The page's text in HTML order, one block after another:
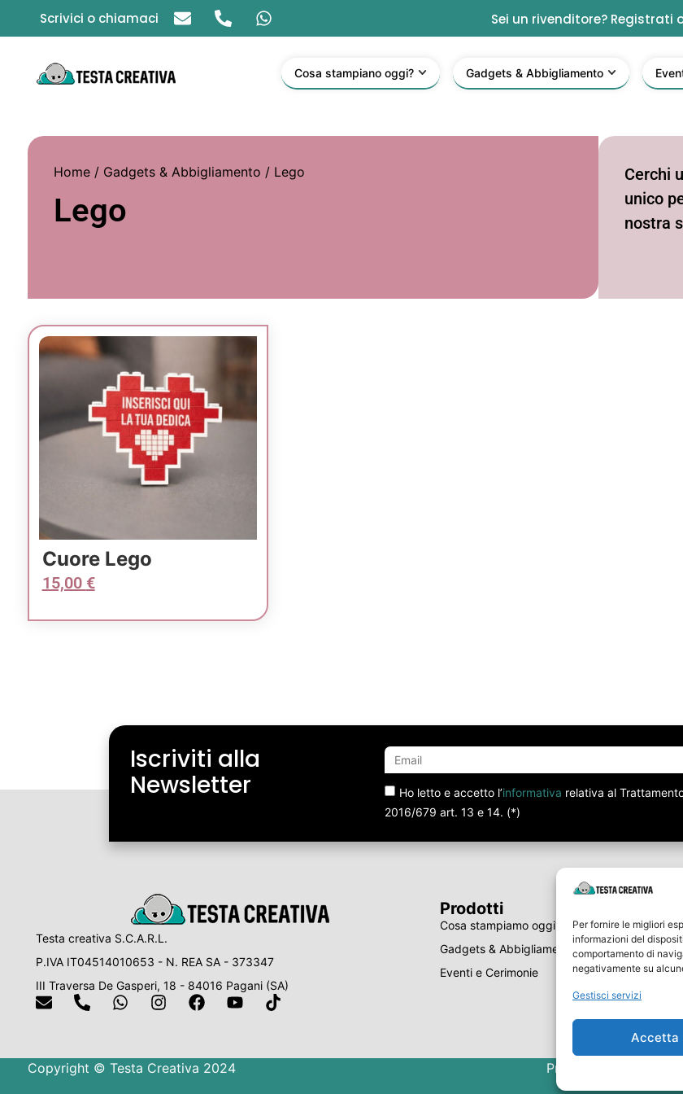
Per fornire le migliori
informazioni del
comportamento di
negativamente su
Gestisci servizi
Accetta
Scrivici o chiamaci Sei un rivenditore? Registrati
Cosa stampiano oggi? Gadgets & Abbigliamento
Home/ Gadgets & Abbigliamento / Lego
Lego
Cerchi
unico
nostra
Cuore Lego
15,00 €
Iscriviti alla
Newsletter
Ho letto e accetto l’informativa relativa al
2016/679 art. 13 e 14. (*)
Testa creativa S.C.A.R.L.
P.IVA IT04514010653 - N. REA SA - 373347
III Traversa De Gasperi, 18 - 84016 Pagani (SA)
Prodotti
Cosa stampiamo oggi?
Gadgets & Abbigliamento
Eventi e Cerimonie
Copyright © Testa Creativa 2024 Privacy Policy